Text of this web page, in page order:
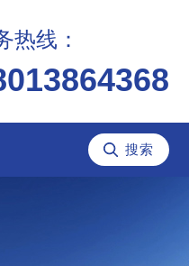
热线：